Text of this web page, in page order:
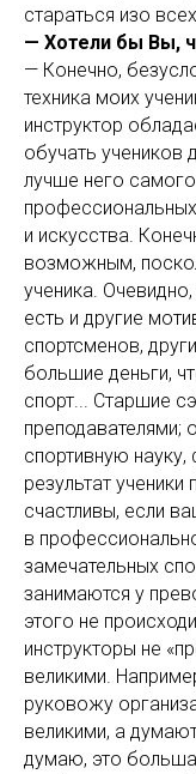
стараться изо
— Хотели бы Вы,
— Конечно,
техника моих
инструктор
обучать учеников
лучше него
и искусства.
возможным,
ученика.
есть и другие
спортсменов,
большие деньги,
спорт... Старшие
преподавателями;
спортивную науку,
результат
счастливы, если
в
замечательных
занимаются у
этого не
инструкторы не
великими.
руковожу
великими, а
думаю, это